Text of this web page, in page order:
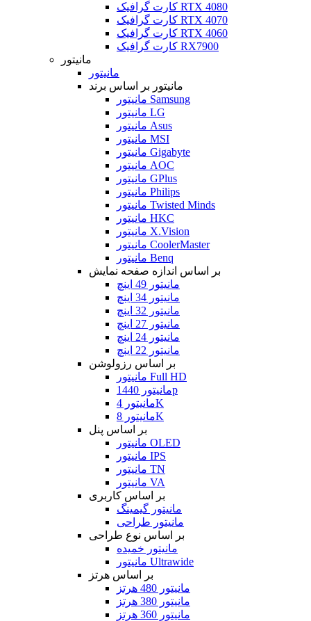
کارت گرافیک RTX 4080
کارت گرافیک RTX 4070
کارت گرافیک RTX 4060
کارت گرافیک RX7900
مانیتور
مانیتور
مانیتور بر اساس برند
مانیتور Samsung
مانیتور LG
مانیتور Asus
مانیتور MSI
مانیتور Gigabyte
مانیتور AOC
مانیتور GPlus
مانیتور Philips
مانیتور Twisted Minds
مانیتور HKC
مانیتور X.Vision
مانیتور CoolerMaster
مانیتور Benq
بر اساس اندازه صفحه نمایش
مانیتور 49 اینچ
مانیتور 34 اینچ
مانیتور 32 اینچ
مانیتور 27 اینچ
مانیتور 24 اینچ
مانیتور 22 اینچ
بر اساس رزولوشن
مانیتور Full HD
مانیتور 1440p
مانیتور 4K
مانیتور 8K
بر اساس پنل
مانیتور OLED
مانیتور IPS
مانیتور TN
مانیتور VA
بر اساس کاربری
مانیتور گیمینگ
مانیتور طراحی
بر اساس نوع طراحی
مانیتور خمیده
مانیتور Ultrawide
بر اساس هرتز
مانیتور 480 هرتز
مانیتور 380 هرتز
مانیتور 360 هرتز